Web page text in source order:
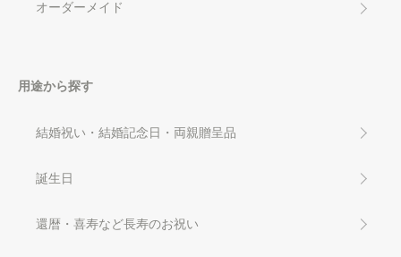
オーダーメイド
用途から探す
結婚祝い・結婚記念日・両親贈呈品
誕生日
還暦・喜寿など長寿のお祝い